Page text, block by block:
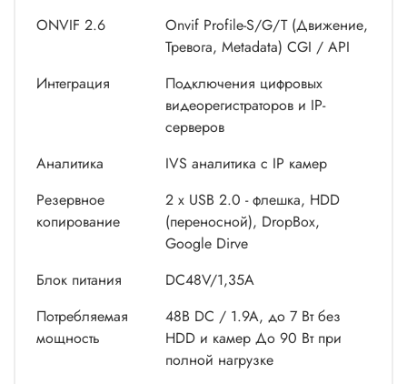
ONVIF 2.6
Onvif Profile-S/G/T (Движение,
Тревога, Metadata) CGI / API
Интеграция
Подключения цифровых
видеорегистраторов и IP-
серверов
Аналитика
IVS аналитика с IP камер
Резервное
копирование
2 х USB 2.0 - флешка, HDD
(переносной), DropBox,
Google Dirve
Блок питания
DC48V/1,35A
Потребляемая
мощность
48В DC / 1.9A, до 7 Вт без
HDD и камер До 90 Вт при
полной нагрузке